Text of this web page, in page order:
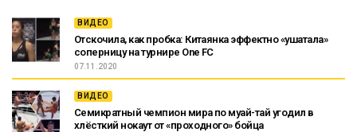
ВИДЕО
Отскочила, как пробка: Китаянка эффектно «ушатала»
соперницу на турнире One FC
07.11.2020
ВИДЕО
Семикратный чемпион мира по муай-тай угодил в
хлёсткий нокаут от «проходного» бойца